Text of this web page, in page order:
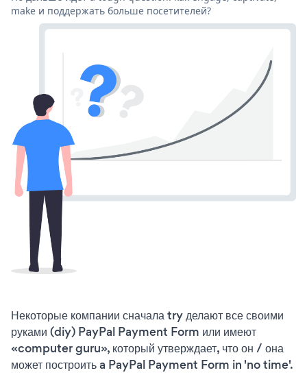
make и поддержать больше посетителей?
Некоторые компании сначала try делают все своими
руками (diy) PayPal Payment Form или имеют
«computer guru», который утверждает, что он / она
может построить a PayPal Payment Form in 'no time'.